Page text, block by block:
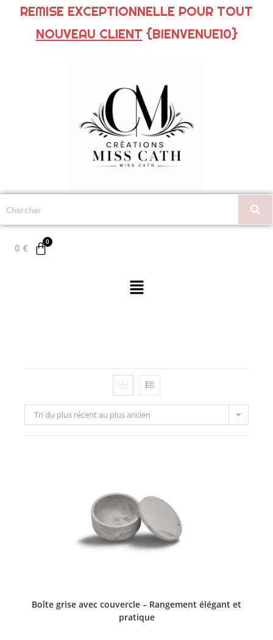
REMISE EXCEPTIONNELLE POUR TOUT
NOUVEAU CLIENT {BIENVENUE10}
0 €
Tri du plus récent au plus ancien
Boîte grise avec couvercle – Rangement élégant et
pratique